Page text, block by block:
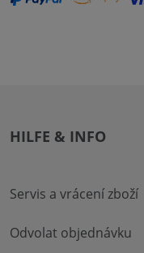
HILFE & INFO
Servis a vrácení zboží
Odvolat objednávku